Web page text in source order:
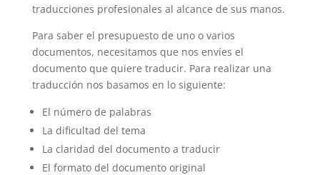
traducciones profesionales al alcance de sus manos.
Para saber el presupuesto de uno o varios
documentos, necesitamos que nos envíes el
documento que quiere traducir. Para realizar una
traducción nos basamos en lo siguiente:
El número de palabras
La dificultad del tema
La claridad del documento a traducir
El formato del documento original